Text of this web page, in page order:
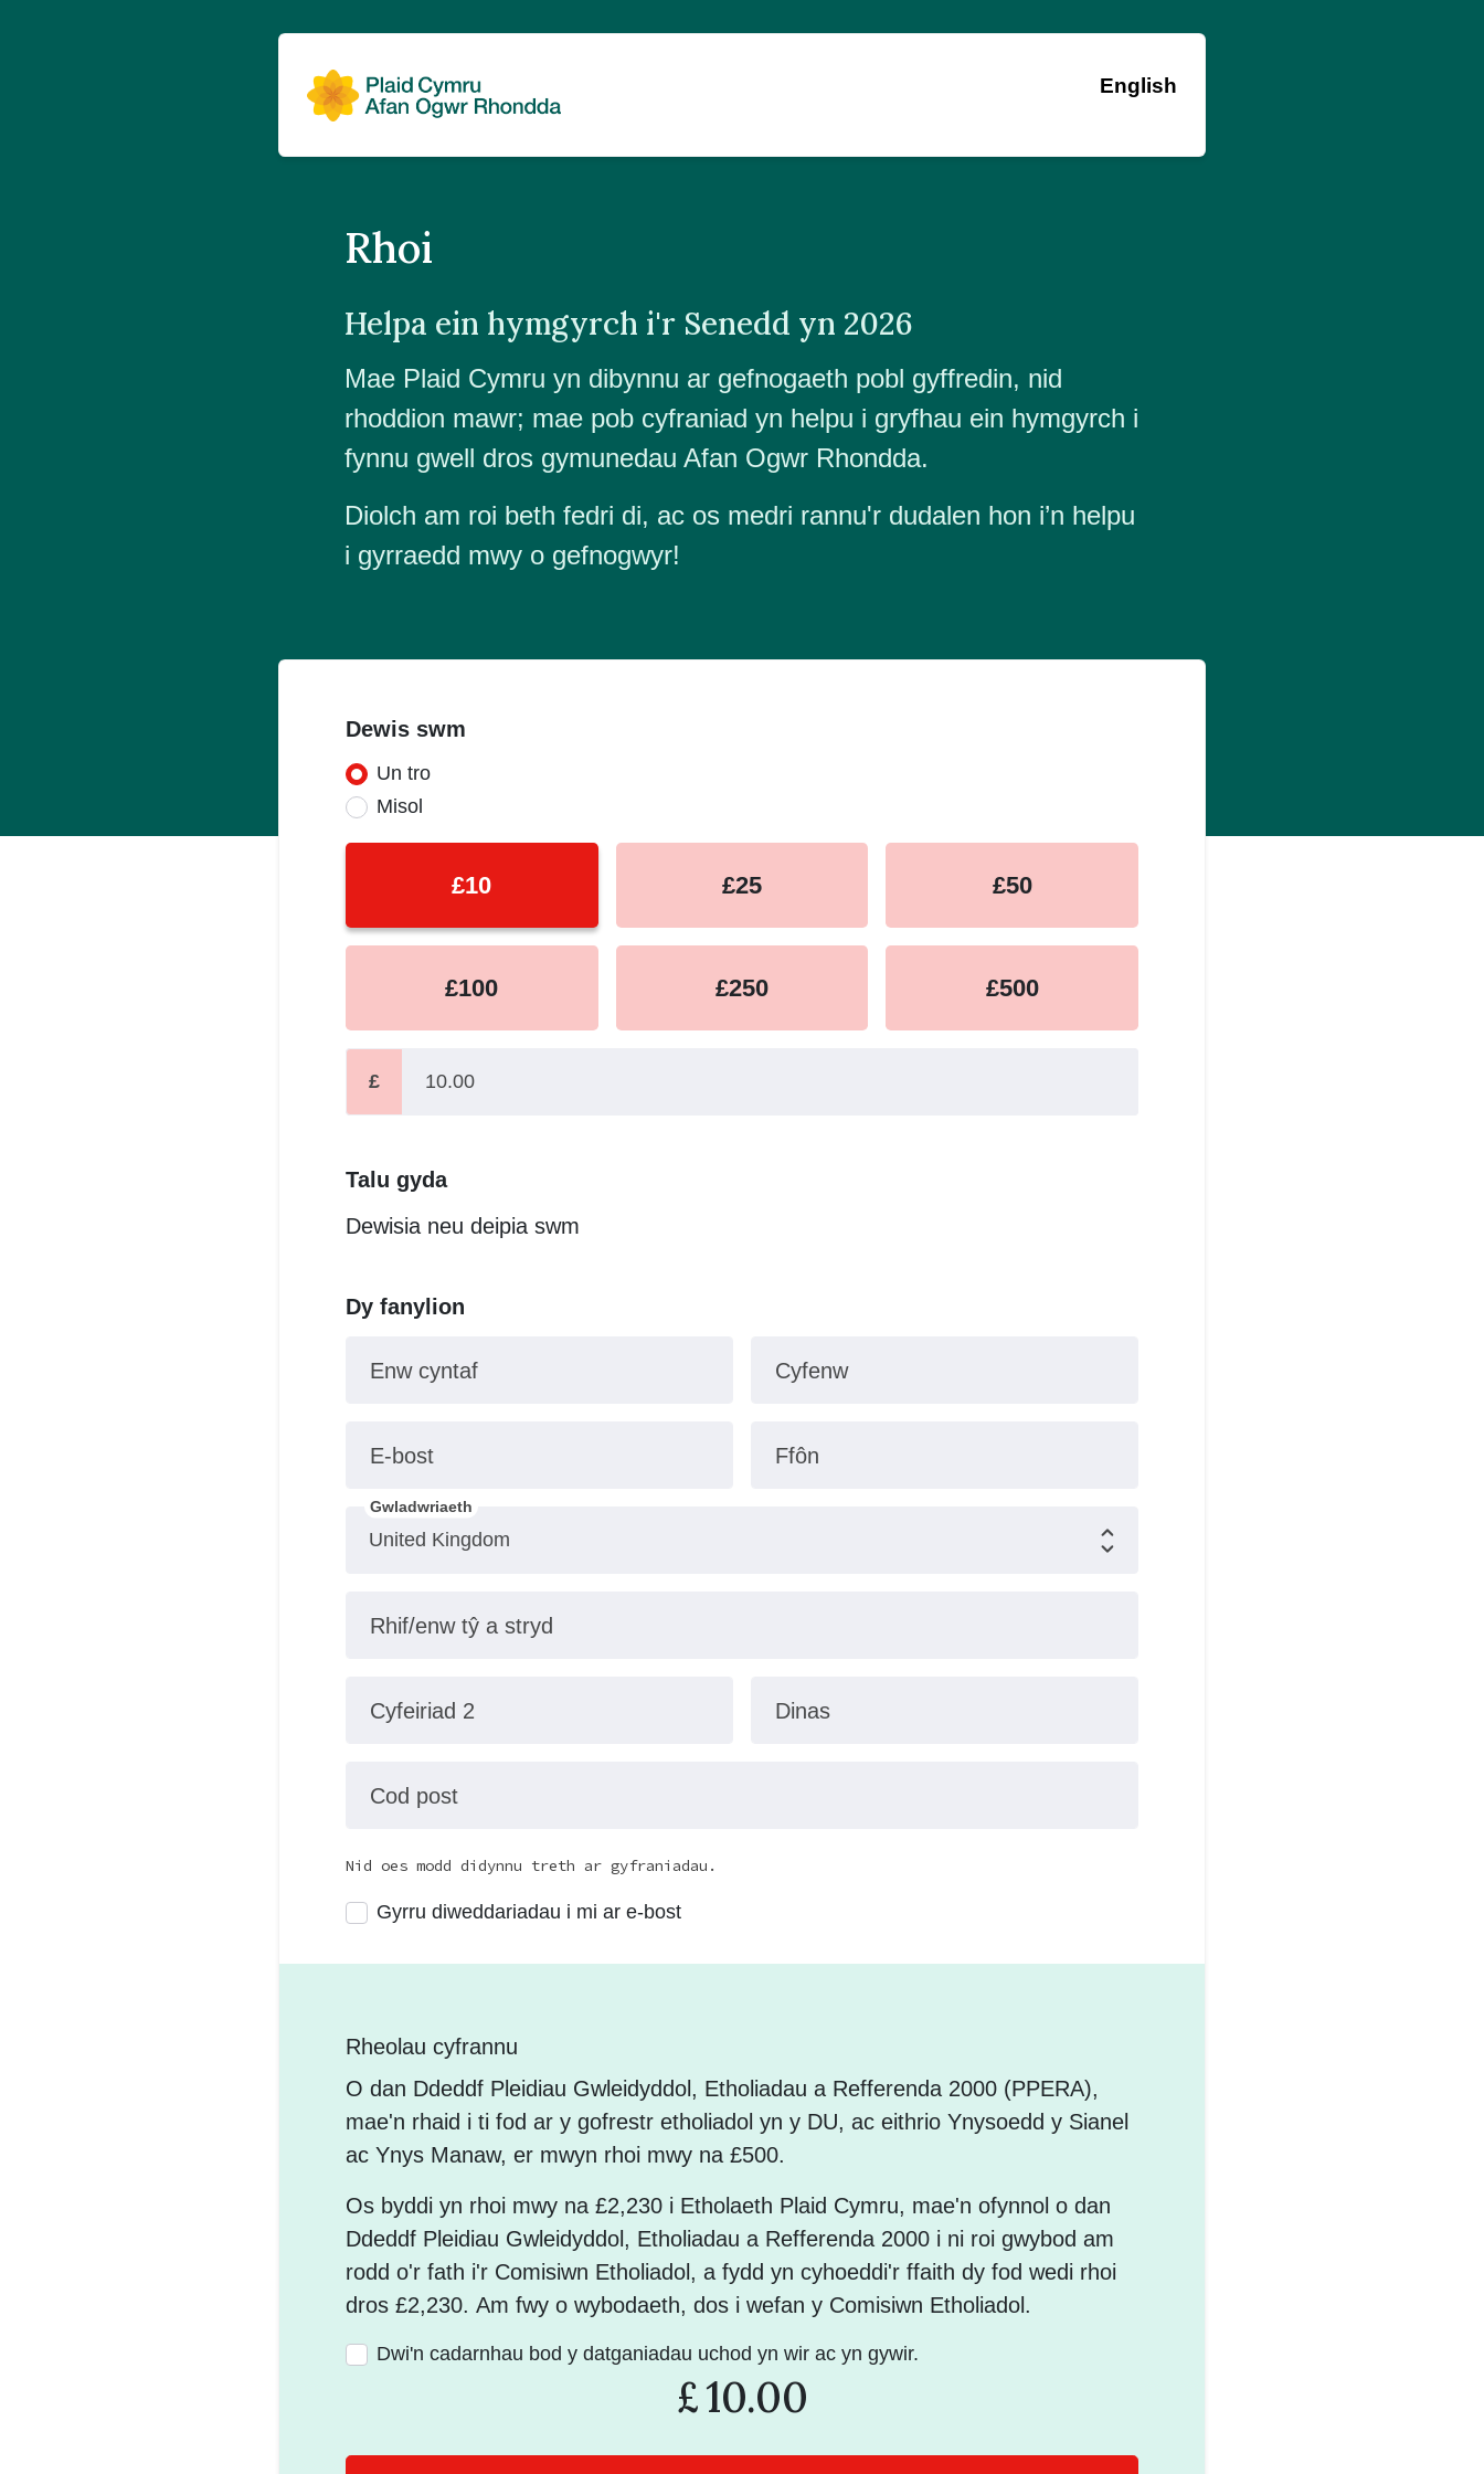
English
Rhoi
Helpa ein hymgyrch i'r Senedd yn 2026
Mae Plaid Cymru yn dibynnu ar gefnogaeth pobl gyffredin, nid
rhoddion mawr; mae pob cyfraniad yn helpu i gryfhau ein hymgyrch i
fynnu gwell dros gymunedau Afan Ogwr Rhondda.
Diolch am roi beth fedri di, ac os medri rannu'r dudalen hon i’n helpu
i gyrraedd mwy o gefnogwyr!
Dewis swm
Donation frequency
Un tro
Misol
£10 £25 £50
£100 £250 £500
£
Talu gyda
Dewisia neu deipia swm
Dy fanylion
Enw cyntaf Cyfenw
E-bost Ffôn
Gwladwriaeth
Rhif/enw tŷ a stryd
Cyfeiriad 2 Dinas
Cod post
Nid oes modd didynnu treth ar gyfraniadau.
Gyrru diweddariadau i mi ar e-bost
Rheolau cyfrannu
O dan Ddeddf Pleidiau Gwleidyddol, Etholiadau a Refferenda 2000 (PPERA),
mae'n rhaid i ti fod ar y gofrestr etholiadol yn y DU, ac eithrio Ynysoedd y Sianel
ac Ynys Manaw, er mwyn rhoi mwy na £500.
Os byddi yn rhoi mwy na £2,230 i Etholaeth Plaid Cymru, mae'n ofynnol o dan
Ddeddf Pleidiau Gwleidyddol, Etholiadau a Refferenda 2000 i ni roi gwybod am
rodd o'r fath i'r Comisiwn Etholiadol, a fydd yn cyhoeddi'r ffaith dy fod wedi rhoi
dros £2,230. Am fwy o wybodaeth, dos i wefan y Comisiwn Etholiadol.
Dwi'n cadarnhau bod y datganiadau uchod yn wir ac yn gywir.
£10.00